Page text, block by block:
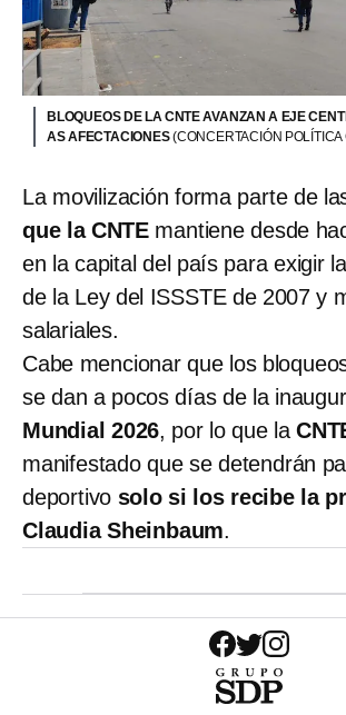
BLOQUEOS DE LA CNTE AVANZAN A EJE
AS AFECTACIONES(CONCERTACIÓN POLÍTICA
La movilización forma parte de
que la CNTE mantiene desde
en la capital del país para exigir
de la Ley del ISSSTE de 2007 y
salariales.
Cabe mencionar que los
se dan a pocos días de la
Mundial 2026, por lo que la
manifestado que se detendrán
deportivo solo si los recibe la
Claudia Sheinbaum.